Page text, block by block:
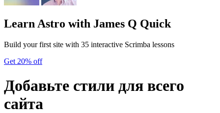
Learn Astro with James Q Quick
Build your first site with 35 interactive Scrimba lessons
Get 20% off
Добавьте стили для всего
сайта